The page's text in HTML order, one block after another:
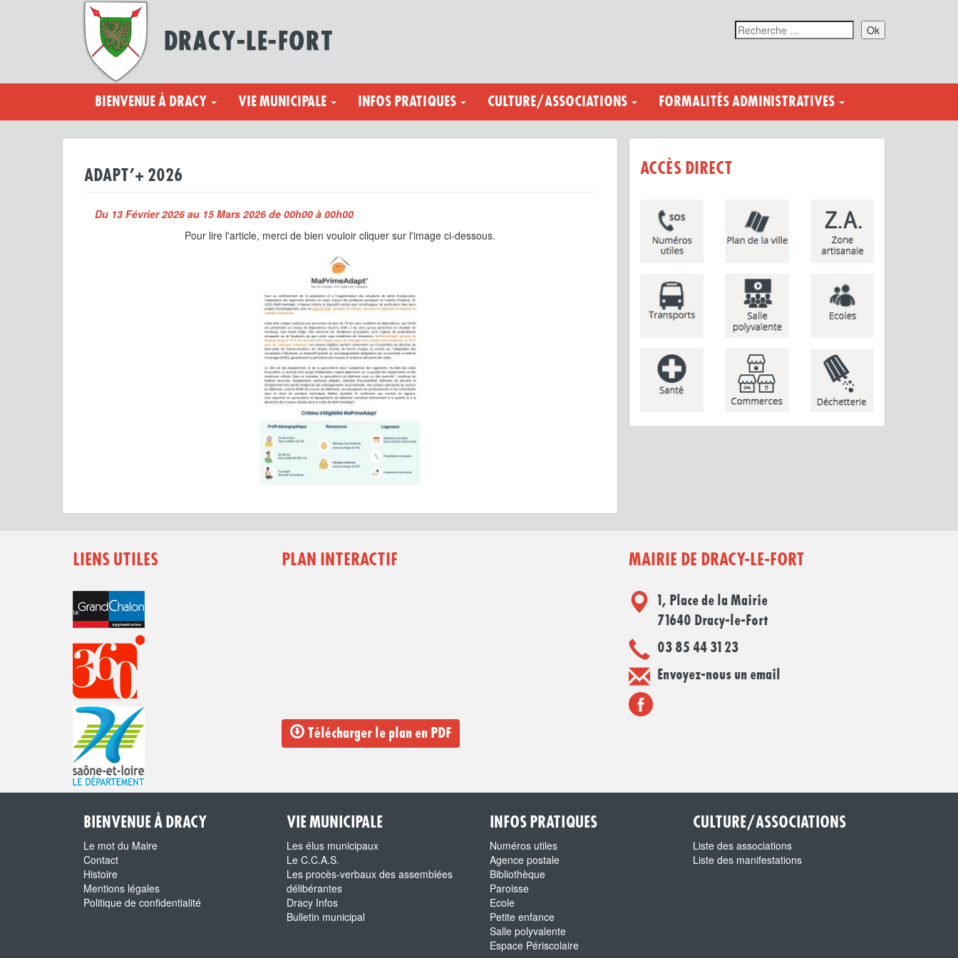
Ok
BIENVENUE À DRACY VIE MUNICIPALE INFOS PRATIQUES CULTURE/ASSOCIATIONS FORMALITÉS ADMINISTRATIVES
ADAPT’+ 2026
Du 13 Février 2026 au 15 Mars 2026 de 00h00 à 00h00
Pour lire l'article, merci de bien vouloir cliquer sur l'image ci-dessous.
ACCÈS DIRECT
LIENS UTILES PLAN INTERACTIF
Télécharger le plan en PDF
MAIRIE DE DRACY-LE-FORT
1, Place de la Mairie
71640 Dracy-le-Fort
03 85 44 31 23
Envoyez-nous un email
BIENVENUE À DRACY
Le mot du Maire
Contact
Histoire
Mentions légales
Politique de confidentialité
VIE MUNICIPALE
Les élus municipaux
Le C.C.A.S.
Les procès-verbaux des assemblées
délibérantes
Dracy Infos
Bulletin municipal
INFOS PRATIQUES
Numéros utiles
Agence postale
Bibliothèque
Paroisse
Ecole
Petite enfance
Salle polyvalente
Espace Périscolaire
CULTURE/ASSOCIATIONS
Liste des associations
Liste des manifestations